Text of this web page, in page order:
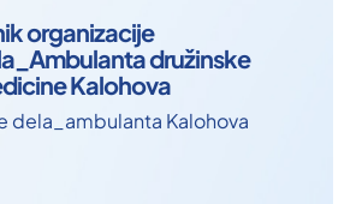
organizacije
družinske
Kalohova
dela_ambulanta Kalohova